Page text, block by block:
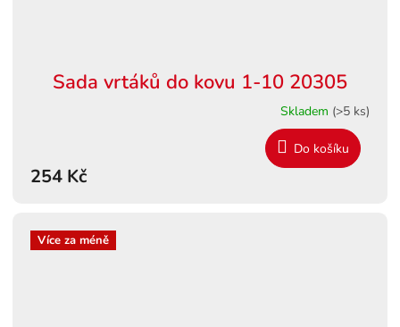
Sada vrtáků do kovu 1-10 20305
Skladem (>5 ks)
254 Kč
Do košíku
Více za méně